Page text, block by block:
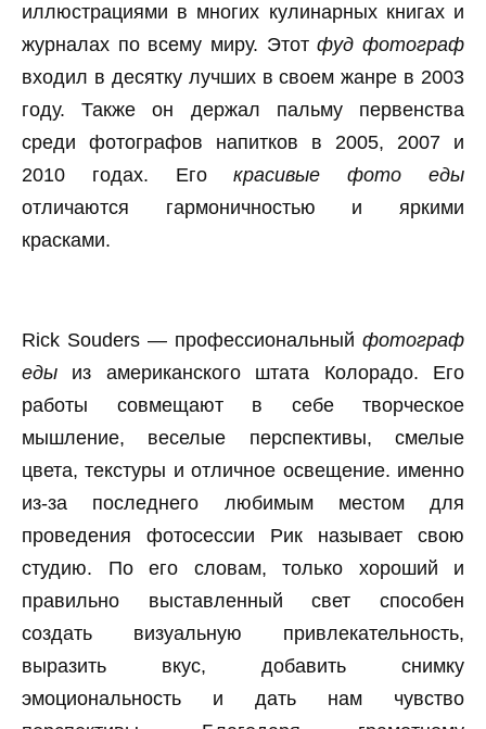
иллюстрациями в многих кулинарных книгах и
журналах по всему миру. Этотфуд фотограф
входил в десятку лучших в своем жанре в 2003
году. Также он держал пальму первенства
среди фотографов напитков в 2005, 2007 и
2010 годах. Егокрасивые фото еды
отличаются гармоничностью и яркими
красками.
Rick Souders — профессиональный фотограф
еды из американского штата Колорадо. Его
работы совмещают в себе творческое
мышление, веселые перспективы, смелые
цвета, текстуры и отличное освещение. именно
из-за последнего любимым местом для
проведения фотосессии Рик называет свою
студию. По его словам, только хороший и
правильно выставленный свет способен
создать визуальную привлекательность,
выразить вкус, добавить снимку
эмоциональность и дать нам чувство